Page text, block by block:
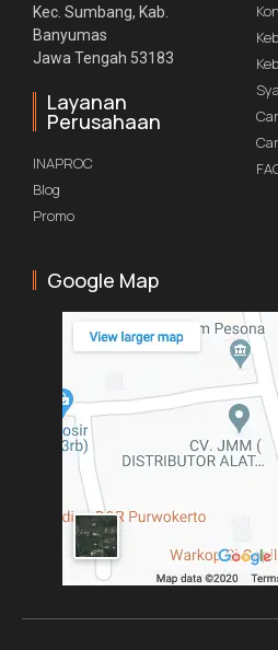
Kec. Sumbang, Kab.
Banyumas
Jawa Tengah 53183
Layanan
Perusahaan
INAPROC
Blog
Promo
Google Map